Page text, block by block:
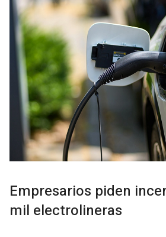
Empresarios piden
mil electrolineras